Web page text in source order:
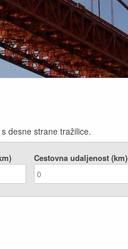
desne strane tražilice.
Cestovna udaljenost (km)